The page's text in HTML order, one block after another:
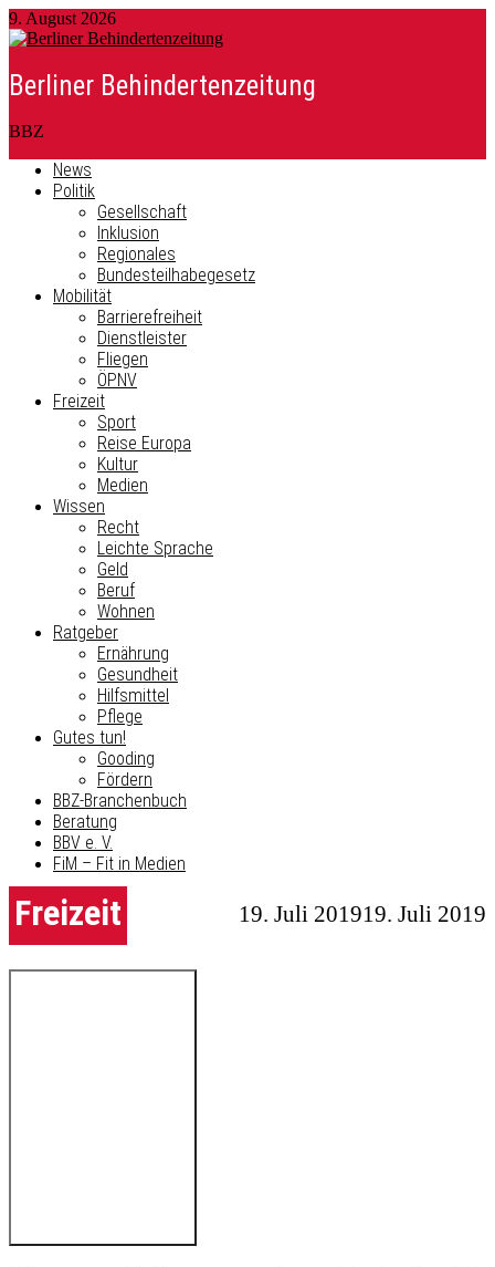
9. August 2026
Berliner Behindertenzeitung
BBZ
News
Politik
Gesellschaft
Inklusion
Regionales
Bundesteilhabegesetz
Mobilität
Barrierefreiheit
Dienstleister
Fliegen
ÖPNV
Freizeit
Sport
Reise Europa
Kultur
Medien
Wissen
Recht
Leichte Sprache
Geld
Beruf
Wohnen
Ratgeber
Ernährung
Gesundheit
Hilfsmittel
Pflege
Gutes tun!
Gooding
Fördern
BBZ-Branchenbuch
Beratung
BBV e. V.
FiM – Fit in Medien
Freizeit 19. Juli 2019
19. Juli 2019